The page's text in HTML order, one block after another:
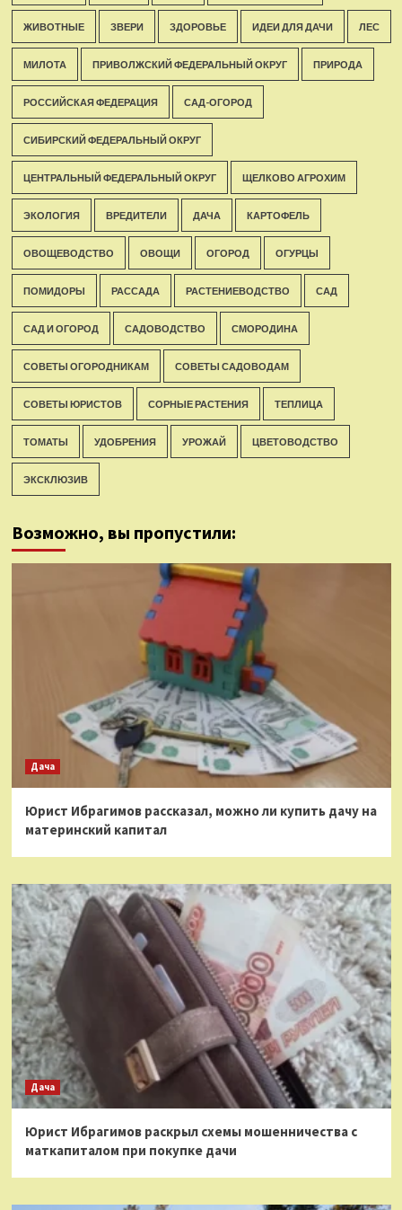
ЖИВОТНЫЕ ЗВЕРИ ЗДОРОВЬЕ ИДЕИ ДЛЯ ДАЧИ ЛЕС
МИЛОТА ПРИВОЛЖСКИЙ ФЕДЕРАЛЬНЫЙ ОКРУГ ПРИРОДА
РОССИЙСКАЯ ФЕДЕРАЦИЯ САД-ОГОРОД
СИБИРСКИЙ ФЕДЕРАЛЬНЫЙ ОКРУГ
ЦЕНТРАЛЬНЫЙ ФЕДЕРАЛЬНЫЙ ОКРУГ ЩЕЛКОВО АГРОХИМ
ЭКОЛОГИЯ ВРЕДИТЕЛИ ДАЧА КАРТОФЕЛЬ
ОВОЩЕВОДСТВО ОВОЩИ ОГОРОД ОГУРЦЫ
ПОМИДОРЫ РАССАДА РАСТЕНИЕВОДСТВО САД
САД И ОГОРОД САДОВОДСТВО СМОРОДИНА
СОВЕТЫ ОГОРОДНИКАМ СОВЕТЫ САДОВОДАМ
СОВЕТЫ ЮРИСТОВ СОРНЫЕ РАСТЕНИЯ ТЕПЛИЦА
ТОМАТЫ УДОБРЕНИЯ УРОЖАЙ ЦВЕТОВОДСТВО
ЭКСКЛЮЗИВ
Возможно, вы пропустили:
Дача
Юрист Ибрагимов рассказал, можно ли купить дачу на
материнский капитал
Дача
Юрист Ибрагимов раскрыл схемы мошенничества с
маткапиталом при покупке дачи